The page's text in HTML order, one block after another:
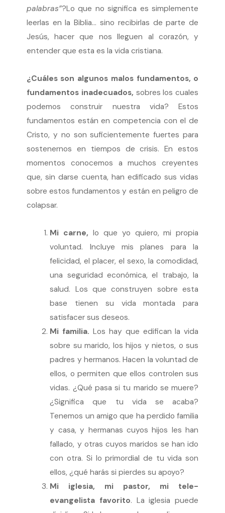
palabras”?Lo que no significa es simplemente
leerlas en la Biblia… sino recibirlas de parte de
Jesús, hacer que nos lleguen al corazón, y
entender que esta es la vida cristiana.
¿Cuáles son algunos malos fundamentos, o
fundamentos inadecuados, sobres los cuales
podemos construir nuestra vida? Estos
fundamentos están en competencia con el de
Cristo, y no son suficientemente fuertes para
sostenernos en tiempos de crisis. En estos
momentos conocemos a muchos creyentes
que, sin darse cuenta, han edificado sus vidas
sobre estos fundamentos y están en peligro de
colapsar.
Mi carne, lo que yo quiero, mi propia
voluntad. Incluye mis planes para la
felicidad, el placer, el sexo, la comodidad,
una seguridad económica, el trabajo, la
salud. Los que construyen sobre esta
base tienen su vida montada para
satisfacer sus deseos.
Mi familia. Los hay que edifican la vida
sobre su marido, los hijos y nietos, o sus
padres y hermanos. Hacen la voluntad de
ellos, o permiten que ellos controlen sus
vidas. ¿Qué pasa si tu marido se muere?
¿Significa que tu vida se acaba?
Tenemos un amigo que ha perdido familia
y casa, y hermanas cuyos hijos les han
fallado, y otras cuyos maridos se han ido
con otra. Si lo primordial de tu vida son
ellos, ¿qué harás si pierdes su apoyo?
Mi iglesia, mi pastor, mi tele-
evangelista favorito. La iglesia puede